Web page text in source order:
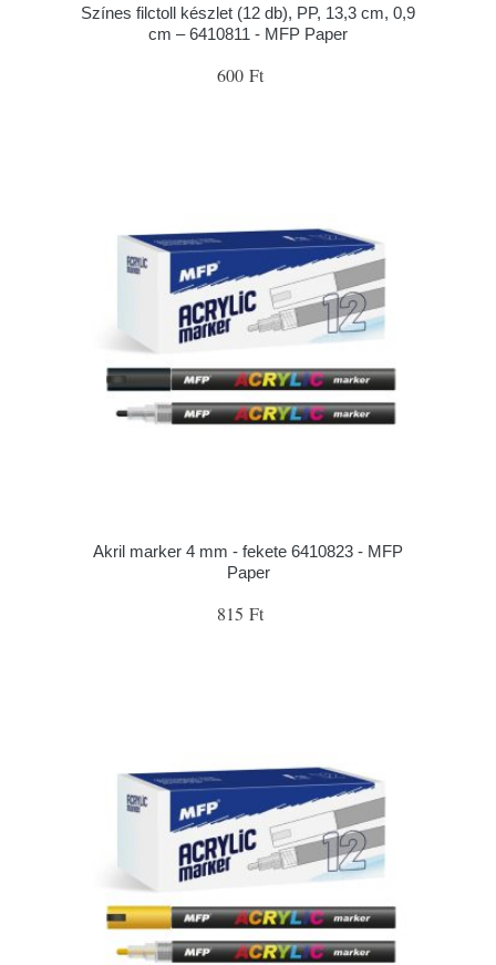
Színes filctoll készlet (12 db), PP, 13,3 cm, 0,9
cm – 6410811 - MFP Paper
600 Ft
Akril marker 4 mm - fekete 6410823 - MFP
Paper
815 Ft